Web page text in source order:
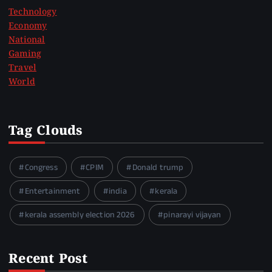
Technology
Economy
National
Gaming
Travel
World
Tag Clouds
Congress CPIM
Donald trump
Entertainment
india
kerala
kerala assembly election 2026
pinarayi vijayan
Recent Post